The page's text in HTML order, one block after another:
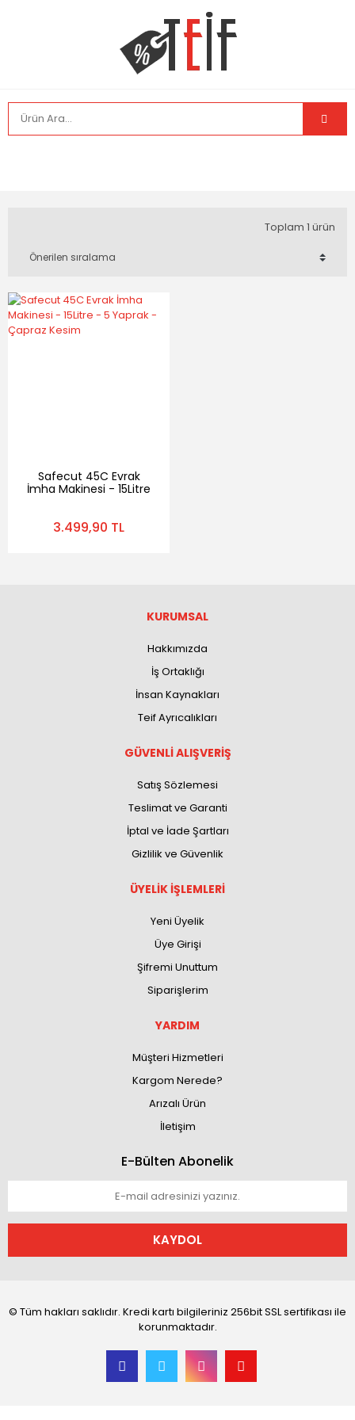
Toplam 1 ürün
Safecut 45C Evrak
İmha Makinesi - 15Litre
3.499,90 TL
KURUMSAL
Hakkımızda
İş Ortaklığı
İnsan Kaynakları
Teif Ayrıcalıkları
GÜVENLİ ALIŞVERİŞ
Satış Sözlemesi
Teslimat ve Garanti
İptal ve İade Şartları
Gizlilik ve Güvenlik
ÜYELİK İŞLEMLERİ
Yeni Üyelik
Üye Girişi
Şifremi Unuttum
Siparişlerim
YARDIM
Müşteri Hizmetleri
Kargom Nerede?
Arızalı Ürün
İletişim
E-Bülten Abonelik
KAYDOL
© Tüm hakları saklıdır. Kredi kartı bilgileriniz 256bit SSL sertifikası ile
korunmaktadır.